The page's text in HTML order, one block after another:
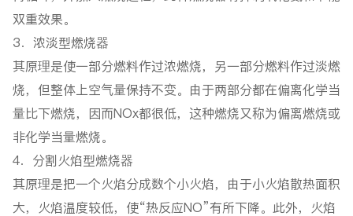
双重效果。
3．浓淡型燃烧器
其原理是使一部分燃料作过浓燃烧，另一部分燃料作过淡燃
烧，但整体上空气量保持不变。由于两部分都在偏离化学当
量比下燃烧，因而NOx都很低，这种燃烧又称为偏离燃烧或
非化学当量燃烧。
4．分割火焰型燃烧器
其原理是把一个火焰分成数个小火焰，由于小火焰散热面积
大，火焰温度较低，使“热反应NO”有所下降。此外，火焰